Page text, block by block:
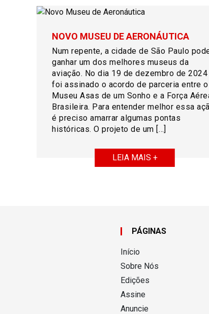
NOVO MUSEU DE AERONÁUTICA
Num repente, a cidade de São Paulo
ganhar um dos melhores museus da
aviação. No dia 19 de dezembro de 2024
foi assinado o acordo de parceria entre o
Museu Asas de um Sonho e a Força
Brasileira. Para entender melhor essa
é preciso amarrar algumas pontas
históricas. O projeto de um […]
LEIA MAIS +
PÁGINAS
Início
Sobre Nós
Edições
Assine
Anuncie